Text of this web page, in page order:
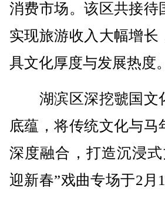
消费市场。该区共接待
实现旅游收入大幅增
具文化厚度与发展热度。
湖滨区深挖虢国文
底蕴，将传统文化与
深度融合，打造沉浸
迎新春”戏曲专场于2月